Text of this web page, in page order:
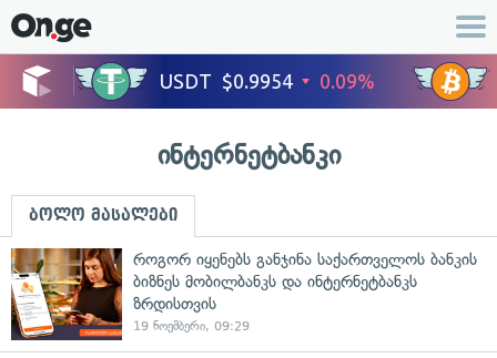
ინტერნეტბანკი
ბოლო მასალები
როგორ იყენებს განჯინა საქართველოს ბანკის
ბიზნეს მობილბანკს და ინტერნეტბანკს
ზრდისთვის
19 ნოემბერი, 09:29